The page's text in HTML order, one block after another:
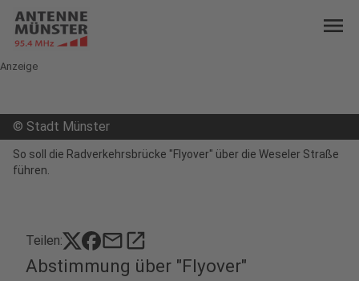
menu
Anzeige
© Stadt Münster
So soll die Radverkehrsbrücke "Flyover" über die Weseler Straße
führen.
Teilen: mailopen_in_new
Abstimmung über "Flyover"